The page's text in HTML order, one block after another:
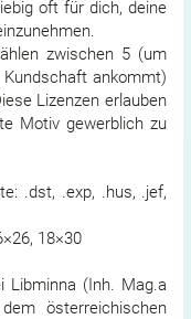
oft für dich, deine
zwischen 5 (um
ankommt)
Lizenzen erlauben
Motiv gewerblich zu
.dst, .exp, .hus, .jef,
18×30
Libminna (Inh. Mag.a
österreichischen